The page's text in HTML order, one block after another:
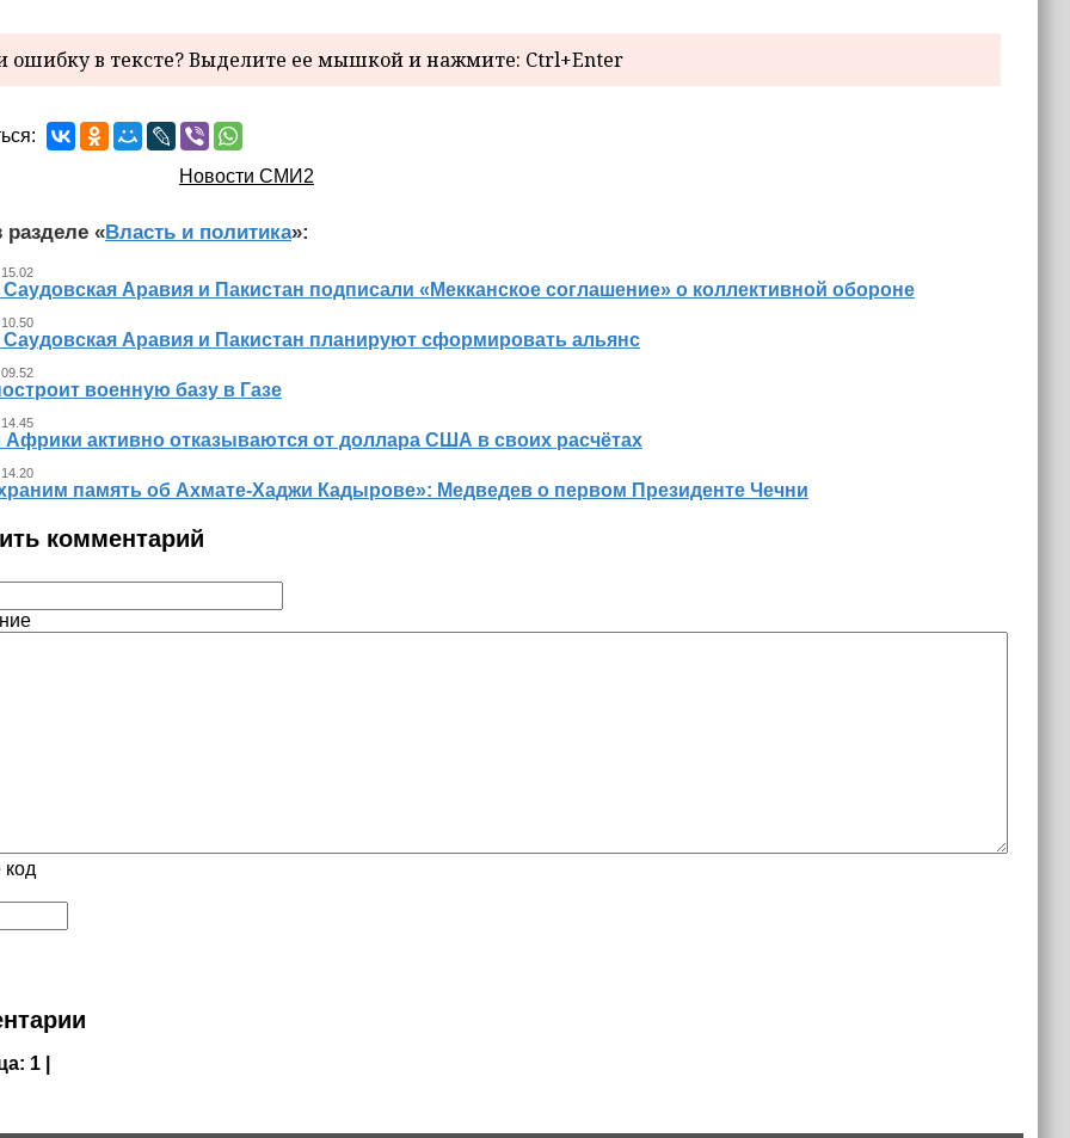
в тексте? Выделите ее мышкой и нажмите: Ctrl+Enter
Новости СМИ2
разделе «Власть и политика»:
Саудовская Аравия и Пакистан подписали «Мекканское соглашение» о коллективной обороне
Саудовская Аравия и Пакистан планируют сформировать альянс
военную базу в Газе
активно отказываются от доллара США в своих расчётах
память об Ахмате-Хаджи Кадырове»: Медведев о первом Президенте Чечни
комментарий
код
1 |